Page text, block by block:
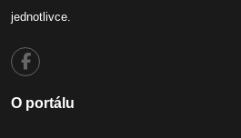
jednotlivce.
O portálu